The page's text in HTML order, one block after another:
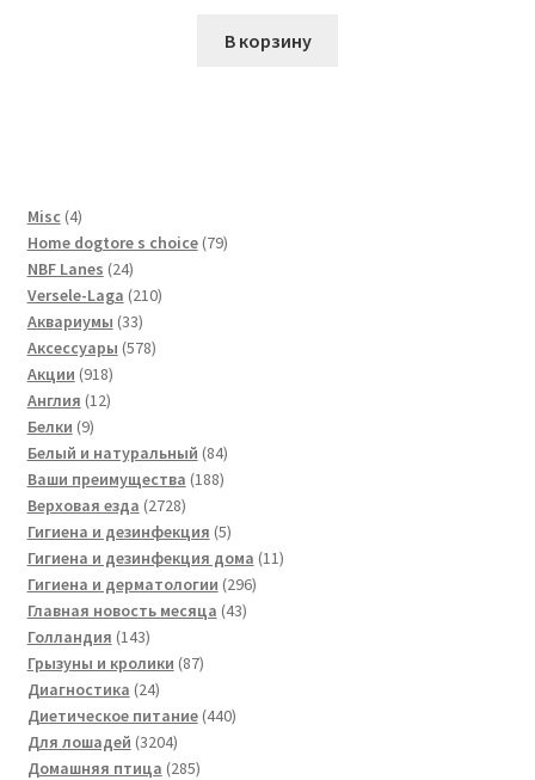
В корзину
Misc 44
товара
Home dogtore s choice 7979
NBF Lanes 2424
товара
Versele-Laga 210210
Аквариумы 3333
товара
Аксессуары 578578
Акции 918918
товаров
Англия 1212
Белки 99
товаров
Белый и натуральный 8484
товара
Ваши преимущества 188188
Верховая езда 27282728
товаров
Гигиена и дезинфекция 55
товаров
Гигиена и дезинфекция дома 1111
Гигиена и дерматологии 296296
Главная новость месяца 4343
Голландия 143143
товара
Грызуны и кролики 8787
Диагностика 2424
товара
Диетическое питание 440440
Для лошадей 32043204
товара
Домашняя птица 285285